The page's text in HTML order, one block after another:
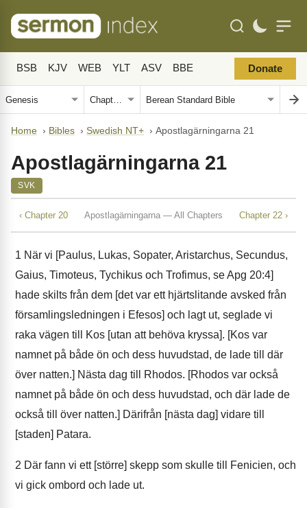
BSB KJV WEB YLT ASV BBE Donate
Home › Bibles › Swedish NT+ › Apostlagärningarna 21
Apostlagärningarna 21
SVK
‹ Chapter 20 Apostlagärningarna — All Chapters Chapter 22 ›
1 När vi [Paulus, Lukas, Sopater, Aristarchus, Secundus,
Gaius, Timoteus, Tychikus och Trofimus, se Apg 20:4]
hade skilts från dem [det var ett hjärtslitande avsked från
församlingsledningen i Efesos] och lagt ut, seglade vi
raka vägen till Kos [utan att behöva kryssa]. [Kos var
namnet på både ön och dess huvudstad, de lade till där
över natten.] Nästa dag till Rhodos. [Rhodos var också
namnet på både ön och dess huvudstad, och där lade de
också till över natten.] Därifrån [nästa dag] vidare till
[staden] Patara.
2 Där fann vi ett [större] skepp som skulle till Fenicien, och
vi gick ombord och lade ut.